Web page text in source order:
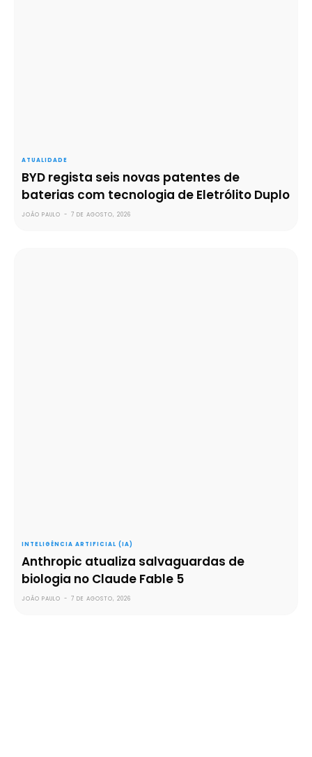
ATUALIDADE
BYD regista seis novas patentes de
baterias com tecnologia de Eletrólito Duplo
JOÃO PAULO - 7 DE AGOSTO, 2026
INTELIGÊNCIA ARTIFICIAL (IA)
Anthropic atualiza salvaguardas de
biologia no Claude Fable 5
JOÃO PAULO - 7 DE AGOSTO, 2026